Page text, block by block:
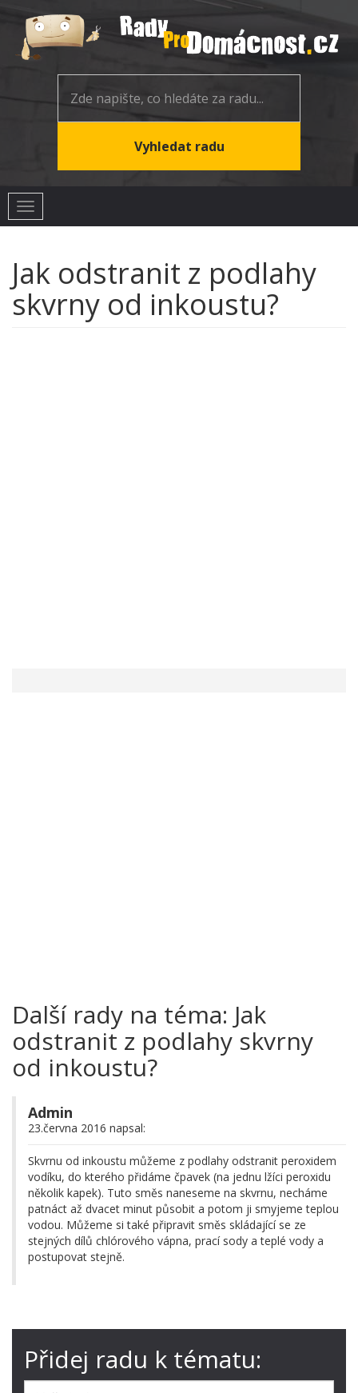
Toggle
navigation
Jak odstranit z podlahy
skvrny od inkoustu?
Další rady na téma: Jak
odstranit z podlahy skvrny
od inkoustu?
Admin
23.června 2016 napsal:
Skvrnu od inkoustu můžeme z podlahy odstranit peroxidem
vodíku, do kterého přidáme čpavek (na jednu lžíci peroxidu
několik kapek). Tuto směs naneseme na skvrnu, necháme
patnáct až dvacet minut působit a potom ji smyjeme teplou
vodou. Můžeme si také připravit směs skládající se ze
stejných dílů chlórového vápna, prací sody a teplé vody a
postupovat stejně.
Přidej radu k tématu: